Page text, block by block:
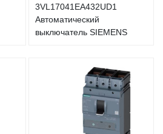
3VL17041EA432UD1
Автоматический
выключатель SIEMENS